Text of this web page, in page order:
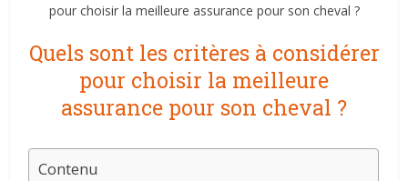
pour choisir la meilleure assurance pour son cheval ?
Quels sont les critères à considérer
pour choisir la meilleure
assurance pour son cheval ?
Contenu